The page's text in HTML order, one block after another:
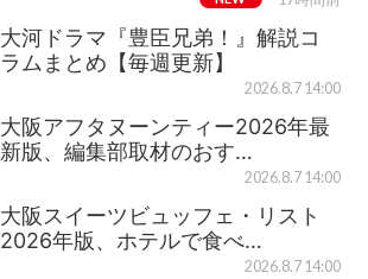
大河ドラマ『豊臣兄弟！』解説コ
ラムまとめ【毎週更新】
2026.8.7 14:00
大阪アフタヌーンティー2026年最
新版、編集部取材のおす…
2026.8.7 14:00
大阪スイーツビュッフェ・リスト
2026年版、ホテルで食べ…
2026.8.7 14:00